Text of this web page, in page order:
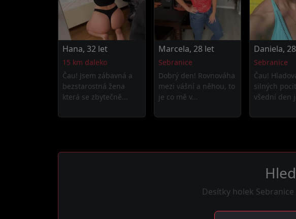
Hana, 32 let
15 km daleko
Čau! Jsem zábavná a
bezstarostná žena
která se zbytečně...
Marcela, 28 let
Sebranice
Dobrý den! Rovnováha
mezi vášní a něhou, to
je co mě v...
Daniela,
Sebranice
Čau!
silných
všední den
Desítky holek